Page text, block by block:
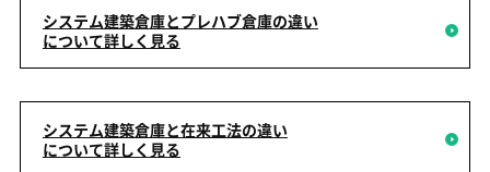
システム建築倉庫とプレハブ倉庫の違い
について詳しく見る
システム建築倉庫と在来工法の違い
について詳しく見る